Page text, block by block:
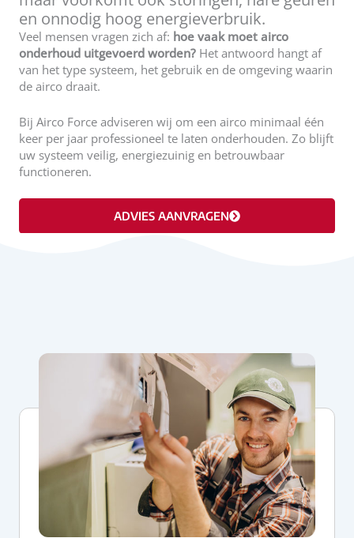
en onnodig hoog energieverbruik.
Veel mensen vragen zich af: hoe vaak moet airco
onderhoud uitgevoerd worden? Het antwoord hangt af
van het type systeem, het gebruik en de omgeving waarin
de airco draait.
Bij Airco Force adviseren wij om een airco minimaal één
keer per jaar professioneel te laten onderhouden. Zo blijft
uw systeem veilig, energiezuinig en betrouwbaar
functioneren.
ADVIES AANVRAGEN